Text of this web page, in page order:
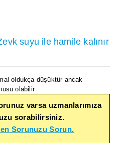
suyu ile hamile kalınır
oldukça düşüktür ancak
olabilir.
varsa uzmanlarımıza
sorabilirsiniz.
Sorunuzu Sorun.